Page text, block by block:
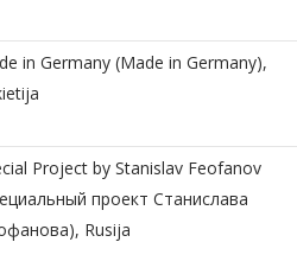
in Germany (Made in Germany),
Project by Stanislav Feofanov
проект Станислава
Rusija